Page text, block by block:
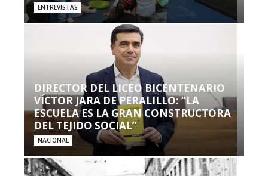
ENTREVISTAS
DIRECTOR DEL LICEO BICENTENARIO
VÍCTOR JARA DE PERALILLO: “LA
ESCUELA ES LA GRAN CONSTRUCTORA
DEL TEJIDO SOCIAL”
NACIONAL